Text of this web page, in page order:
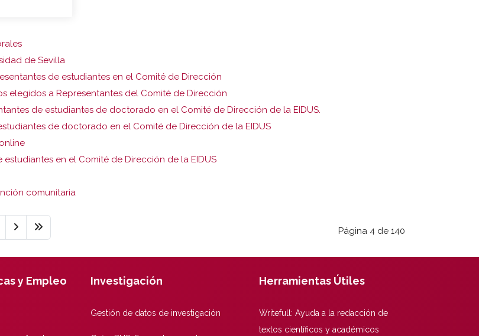
de Sevilla
de estudiantes en el Comité de Dirección
elegidos a Representantes del Comité de Dirección
de estudiantes de doctorado en el Comité de Dirección de la EIDUS.
de doctorado en el Comité de Dirección de la EIDUS
en el Comité de Dirección de la EIDUS
comunitaria
Página 4 de 140
y Empleo Investigación
Gestión de datos de investigación
Herramientas Útiles
Writefull: Ayuda a la redacción de
textos científicos y académicos